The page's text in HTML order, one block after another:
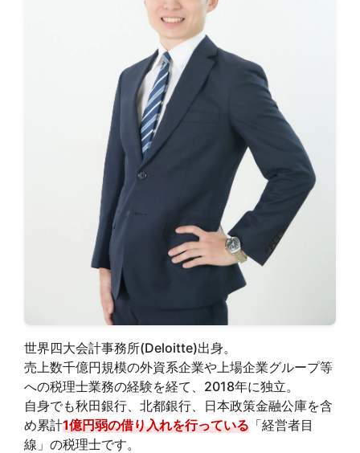
世界四大会計事務所(Deloitte)出身。
売上数千億円規模の外資系企業や上場企業グループ等
への税理士業務の経験を経て、2018年に独立。
自身でも秋田銀行、北都銀行、日本政策金融公庫を含
め累計1億円弱の借り入れを行っている 「経営者目
線」の税理士です。